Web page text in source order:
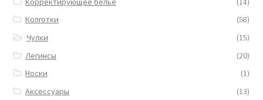
Колготки
(58)
Чулки
(15)
Легинсы
(20)
Носки
(1)
Аксессуары
(13)